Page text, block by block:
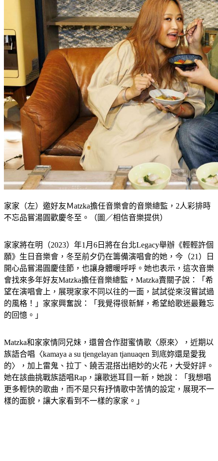
家家（左）邀好友Ｍatzka擔任音樂會的音樂總監，2人彩排時
不忘品嘗湯圓歡慶冬至。（圖／相信音樂提供）
家家將在明（2023）年1月6日將在台北Legacy舉辦《輕輕許個
願》生日音樂會，冬至前夕仍在籌備演唱會的她，今（21）日
開心品嘗湯圓慶佳節，也讓身體暖呼呼。她也表示，這次音樂
會找來多年好友Matzka擔任音樂總監，Matzka賣關子說：「希
望在演唱會上，展現家家不同以往的一面，試試從來沒嘗試過
的風格！」家家興奮說：「我覺得很新鮮，希望給歌迷最難忘
的回憶。」
Matzka和家家情同兄妹，還曾合作甜蜜情歌〈原來〉，近期以
族語合唱〈kamaya a su tjengelayan tjanuaqen 到底妳還是愛我
的〉，加上雷鬼、拉丁、饒舌混搭出絕妙的火花，大受好評。
她在該曲挑戰族語唱Rap，讓歌迷耳目一新，她說：「我想唱
更多輕快的歌曲，而不是只有抒情歌中苦情的設定，展現不一
樣的面貌，讓大家看到不一樣的家家。」